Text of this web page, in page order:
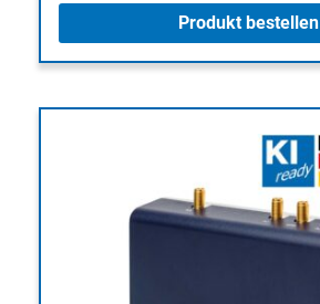
Produkt bestellen